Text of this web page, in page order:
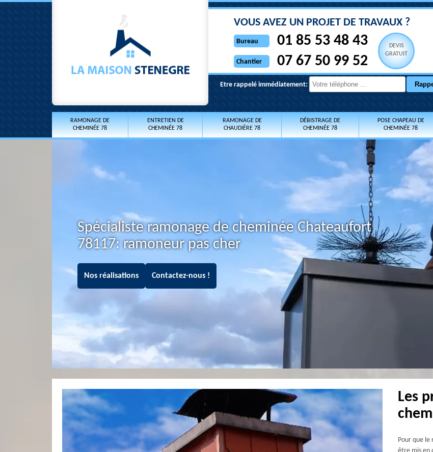
VOUS AVEZ UN PROJET DE TRAVAUX ?
Bureau 01 85 53 48 43
Chantier 07 67 50 99 52
DEVIS
GRATUIT
Etre rappelé immédiatement:
RAMONAGE DE
CHEMINÉE 78
ENTRETIEN DE
CHEMINÉE 78
RAMONAGE DE
CHAUDIÈRE 78
DÉBISTRAGE DE
CHEMINÉE 78
POSE CHAPEAU DE
CHEMINÉE 78
Spécialiste ramonage de cheminée Chateaufort
78117: ramoneur pas cher
Nos réalisations Contactez-nous !
Les
Pour que le